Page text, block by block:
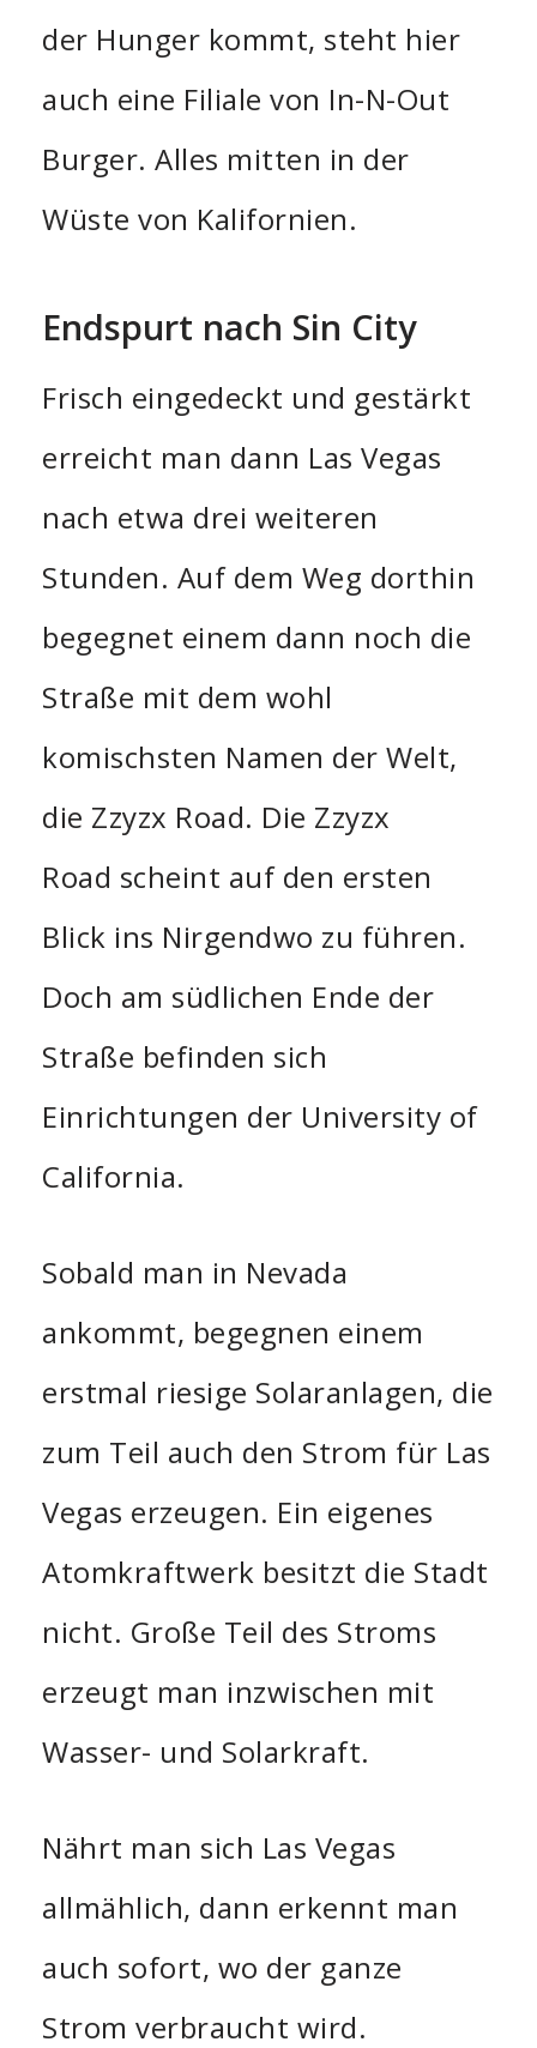
der Hunger kommt, steht hier
auch eine Filiale von In-N-Out
Burger. Alles mitten in der
Wüste von Kalifornien.
Endspurt nach Sin City
Frisch eingedeckt und gestärkt
erreicht man dann Las Vegas
nach etwa drei weiteren
Stunden. Auf dem Weg dorthin
begegnet einem dann noch die
Straße mit dem wohl
komischsten Namen der Welt,
die Zzyzx Road. Die Zzyzx
Road scheint auf den ersten
Blick ins Nirgendwo zu führen.
Doch am südlichen Ende der
Straße befinden sich
Einrichtungen der University of
California.
Sobald man in Nevada
ankommt, begegnen einem
erstmal riesige Solaranlagen, die
zum Teil auch den Strom für Las
Vegas erzeugen. Ein eigenes
Atomkraftwerk besitzt die Stadt
nicht. Große Teil des Stroms
erzeugt man inzwischen mit
Wasser- und Solarkraft.
Nährt man sich Las Vegas
allmählich, dann erkennt man
auch sofort, wo der ganze
Strom verbraucht wird.